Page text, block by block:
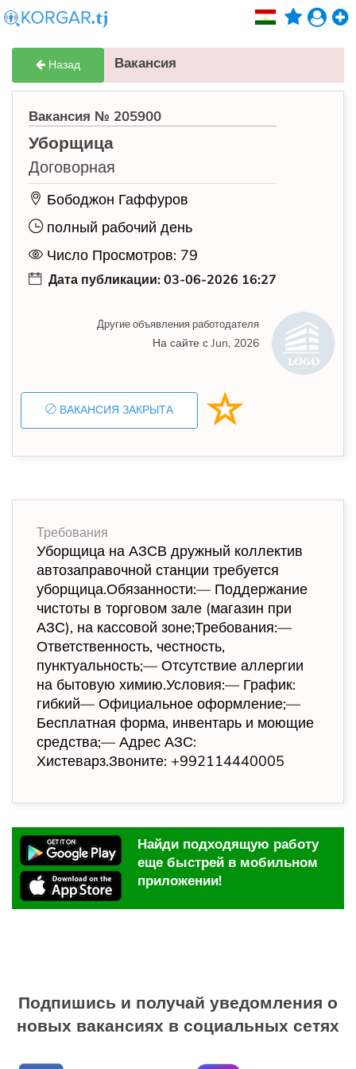
Назад Вакансия
Вакансия № 205900
Уборщица
Договорная
Бободжон Гаффуров
полный рабочий день
Число Просмотров: 79
Дата публикации: 03-06-2026 16:27
Другие объявления работодателя
На сайте с Jun, 2026
ВАКАНСИЯ ЗАКРЫТА
Требования
Уборщица на АЗСВ дружный коллектив
автозаправочной станции требуется
уборщица.Обязанности:— Поддержание
чистоты в торговом зале (магазин при
АЗС), на кассовой зоне;Требования:—
Ответственность, честность,
пунктуальность;— Отсутствие аллергии
на бытовую химию.Условия:— График:
гибкий— Официальное оформление;—
Бесплатная форма, инвентарь и моющие
средства;— Адрес АЗС:
Хистеварз.Звоните: +992114440005
Найди подходящую работу
еще быстрей в мобильном
приложении!
Подпишись и получай уведомления о
новых вакансиях в социальных сетях